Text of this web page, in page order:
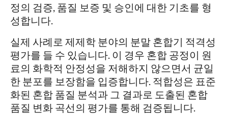
정의 검증, 품질 보증 및 승인에 대한 기초를 형
성합니다.
실제 사례로 제제학 분야의 분말 혼합기 적격성
평가를 들 수 있습니다. 이 경우 혼합 공정이 원
료의 화학적 안정성을 저해하지 않으면서 균일
한 분포를 보장함을 입증합니다. 적합성은 표준
화된 혼합 품질 분석과 그 결과로 도출된 혼합
품질 변화 곡선의 평가를 통해 검증됩니다.